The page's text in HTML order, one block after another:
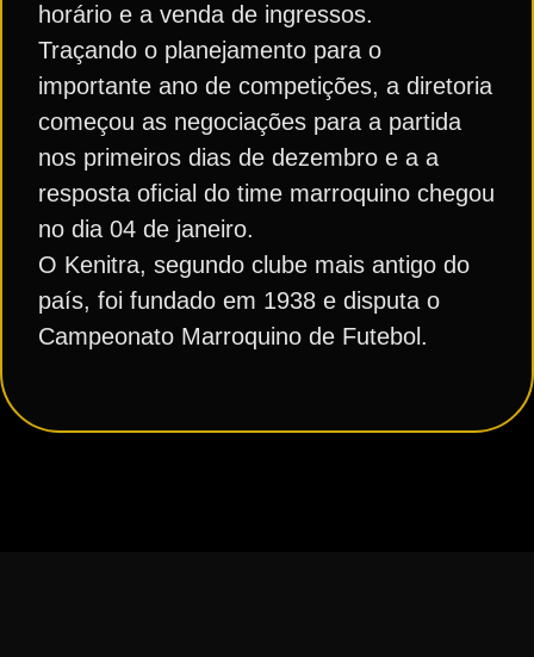
horário e a venda de ingressos.
Traçando o planejamento para o
importante ano de competições, a diretoria
começou as negociações para a partida
nos primeiros dias de dezembro e a a
resposta oficial do time marroquino chegou
no dia 04 de janeiro.
O Kenitra, segundo clube mais antigo do
país, foi fundado em 1938 e disputa o
Campeonato Marroquino de Futebol.